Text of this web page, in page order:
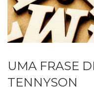
UMA FRASE
TENNYSON